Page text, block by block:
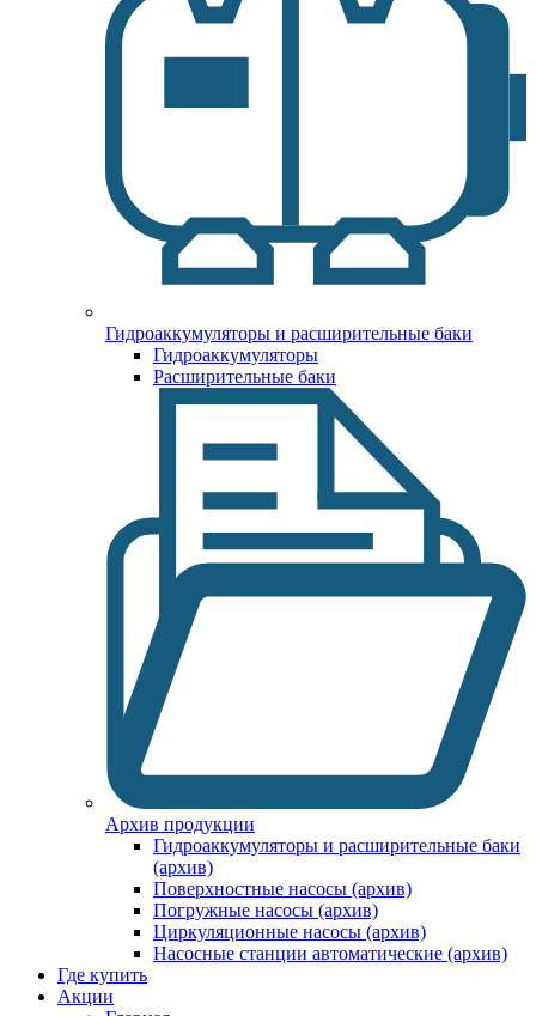
Гидроаккумуляторы и расширительные баки
Гидроаккумуляторы
Расширительные баки
Архив продукции
Гидроаккумуляторы и расширительные баки
(архив)
Поверхностные насосы (архив)
Погружные насосы (архив)
Циркуляционные насосы (архив)
Насосные станции автоматические (архив)
Где купить
Акции